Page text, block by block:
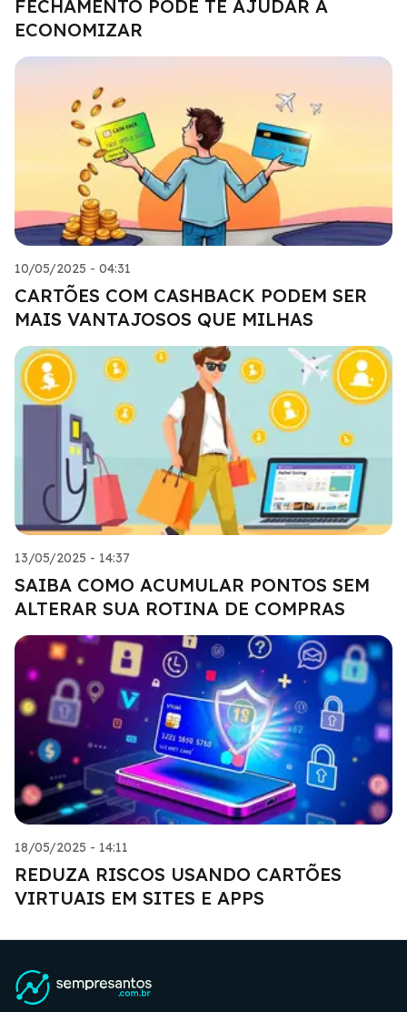
FECHAMENTO PODE TE AJUDAR A
ECONOMIZAR
10/05/2025 - 04:31
CARTÕES COM CASHBACK PODEM SER
MAIS VANTAJOSOS QUE MILHAS
13/05/2025 - 14:37
SAIBA COMO ACUMULAR PONTOS SEM
ALTERAR SUA ROTINA DE COMPRAS
18/05/2025 - 14:11
REDUZA RISCOS USANDO CARTÕES
VIRTUAIS EM SITES E APPS